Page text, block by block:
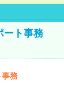
ート事務
事務